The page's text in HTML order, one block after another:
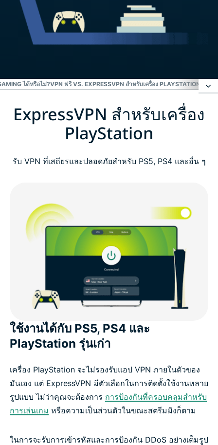
ได้หรือไม่?VPN ฟรี VS. EXPRESSVPN สำหรับเครื่อง PLAYSTATION ลูกค้
ExpressVPN สำหรับเครื่อง PlayStation
วิธีติดตั้งใช้งาน VPN บน PS5 หรือ PS4
คุณสามารถใช้ VPN สำหรับ PlayStation Plus หรือ
cloud gaming ได้หรือไม่?
VPN ฟรี vs. ExpressVPN สำหรับเครื่อง PlayStation
ลูกค้าที่ชื่นชอบ ExpressVPN สำหรับ PS5, PS4 และ
ลองใช้ ExpressVPN สำหรับเล่นเกมบน PlayStation ได้
ExpressVPN สำหรับเครื่อง
PlayStation
รับ VPN ที่เสถียรและปลอดภัยสำหรับ PS5, PS4 และอื่น ๆ
ใช้งานได้กับ PS5, PS4 และ
PlayStation รุ่นเก่า
เครื่อง PlayStation จะไม่รองรับแอป VPN ภายในตัวของ
มันเอง แต่ ExpressVPN มีตัวเลือกในการติดตั้งใช้งานหลาย
รูปแบบ ไม่ว่าคุณจะต้องการ การป้องกันที่ครอบคลุมสำหรับ
การเล่นเกม หรือความเป็นส่วนตัวในขณะสตรีมมิงก็ตาม
ในการจะรับการเข้ารหัสและการป้องกัน DDoS อย่างเต็มรูป